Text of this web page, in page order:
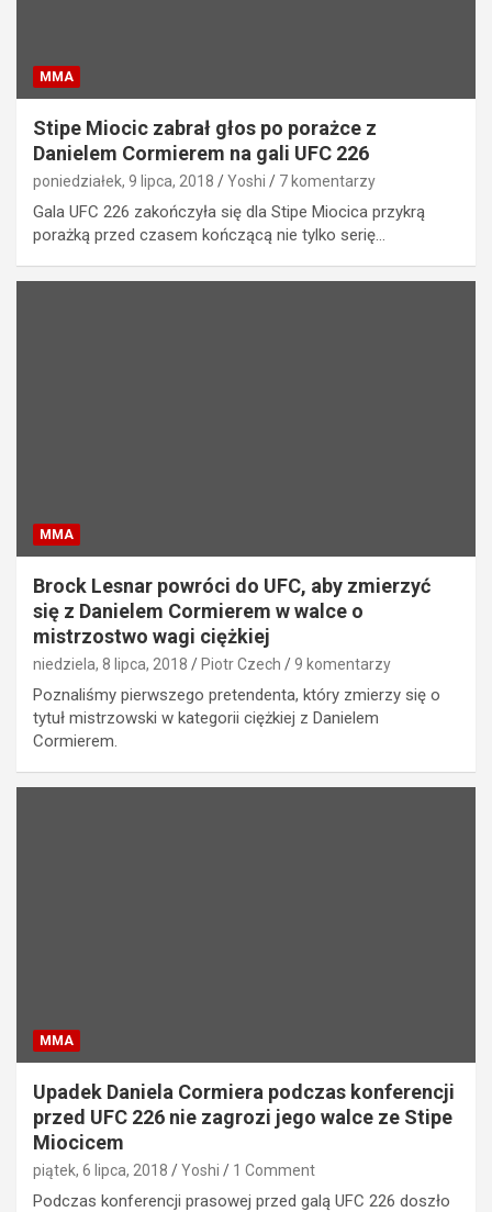
MMA
Stipe Miocic zabrał głos po porażce z
Danielem Cormierem na gali UFC 226
poniedziałek, 9 lipca, 2018 Yoshi 7 komentarzy
Gala UFC 226 zakończyła się dla Stipe Miocica przykrą
porażką przed czasem kończącą nie tylko serię…
MMA
Brock Lesnar powróci do UFC, aby zmierzyć
się z Danielem Cormierem w walce o
mistrzostwo wagi ciężkiej
niedziela, 8 lipca, 2018 Piotr Czech 9 komentarzy
Poznaliśmy pierwszego pretendenta, który zmierzy się o
tytuł mistrzowski w kategorii ciężkiej z Danielem
Cormierem.
MMA
Upadek Daniela Cormiera podczas konferencji
przed UFC 226 nie zagrozi jego walce ze Stipe
Miocicem
piątek, 6 lipca, 2018 Yoshi 1 Comment
Podczas konferencji prasowej przed galą UFC 226 doszło